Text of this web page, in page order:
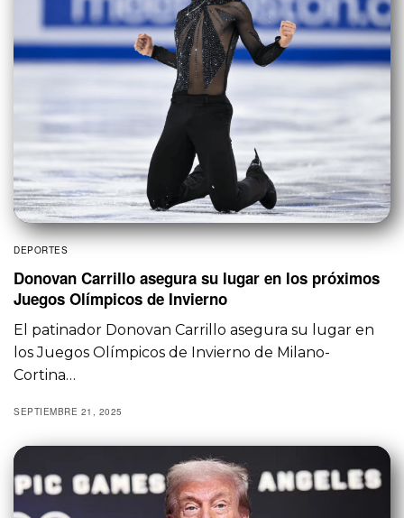
DEPORTES
Donovan Carrillo asegura su lugar en los próximos
Juegos Olímpicos de Invierno
El patinador Donovan Carrillo asegura su lugar en
los Juegos Olímpicos de Invierno de Milano-
Cortina…
SEPTIEMBRE 21, 2025